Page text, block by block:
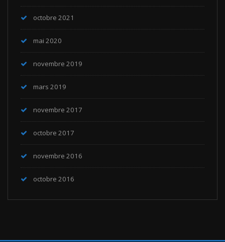
octobre 2021
mai 2020
novembre 2019
mars 2019
novembre 2017
octobre 2017
novembre 2016
octobre 2016